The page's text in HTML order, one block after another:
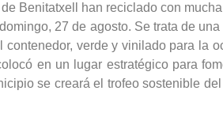
Benitatxell han reciclado con
27 de agosto. Se trata de
verde y vinilado para la
en un lugar estratégico para
se creará el trofeo sostenible